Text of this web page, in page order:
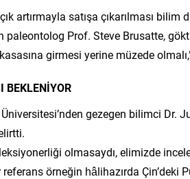
artırmayla satışa çıkarılması
paleontolog Prof. Steve Brusatte,
girmesi yerine müzede
BEKLENİYOR
gezegen bilimci Dr.
olmasaydı, elimizde
örneğin hâlihazırda